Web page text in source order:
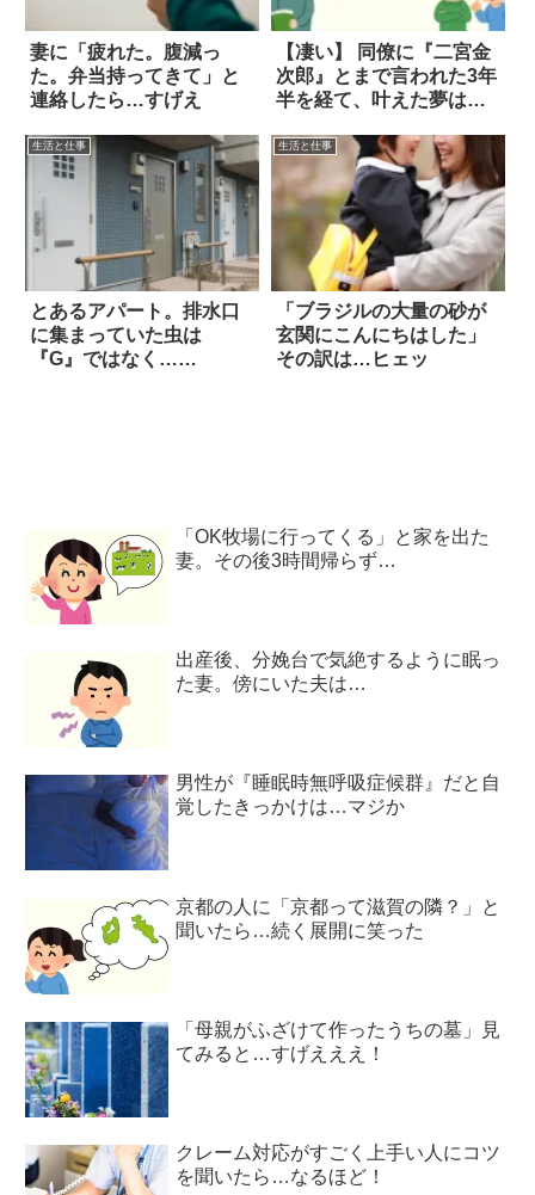
妻に「疲れた。腹減っ
た。弁当持ってきて」と
連絡したら…すげえ
【凄い】 同僚に『二宮金
次郎』とまで言われた3年
半を経て、叶えた夢は…
生活と仕事
とあるアパート。排水口
に集まっていた虫は
『G』ではなく…
生活と仕事
「ブラジルの大量の砂が
玄関にこんにちはした」
その訳は…ヒェッ
「OK牧場に行ってくる」と家を出た
妻。その後3時間帰らず…
出産後、分娩台で気絶するように眠っ
た妻。傍にいた夫は…
男性が『睡眠時無呼吸症候群』だと自
覚したきっかけは…マジか
京都の人に「京都って滋賀の隣？」と
聞いたら…続く展開に笑った
「母親がふざけて作ったうちの墓」見
てみると…すげえええ！
クレーム対応がすごく上手い人にコツ
を聞いたら…なるほど！